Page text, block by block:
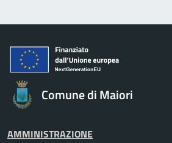
Comune di Maiori
AMMINISTRAZIONE